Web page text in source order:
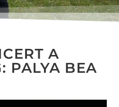
A
PALYA BEA